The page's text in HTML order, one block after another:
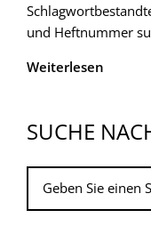
und Heftnummer
Weiterlesen
SUCHE